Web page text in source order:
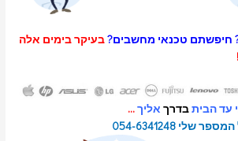
מחשבים?בעיקר בימים אלה
אליך…